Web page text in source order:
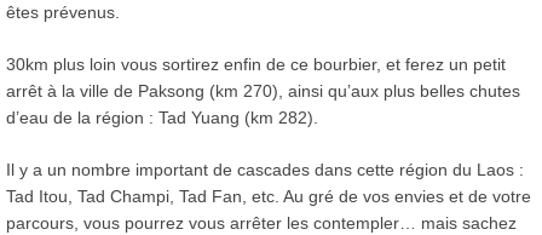
êtes prévenus.
30km plus loin vous sortirez enfin de ce bourbier, et ferez un petit
arrêt à la ville de Paksong (km 270), ainsi qu’aux plus belles chutes
d’eau de la région : Tad Yuang (km 282).
Il y a un nombre important de cascades dans cette région du Laos :
Tad Itou, Tad Champi, Tad Fan, etc. Au gré de vos envies et de votre
parcours, vous pourrez vous arrêter les contempler… mais sachez